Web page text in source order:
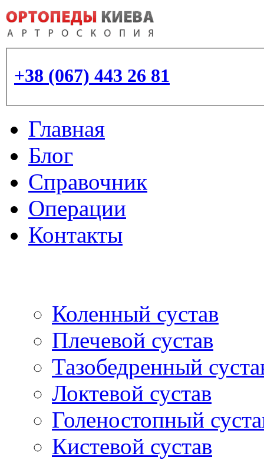
+38 (067) 443 26 81
Главная
Блог
Справочник
Операции
Контакты
Коленный сустав
Плечевой сустав
Тазобедренный
Локтевой сустав
Голеностопный
Кистевой сустав